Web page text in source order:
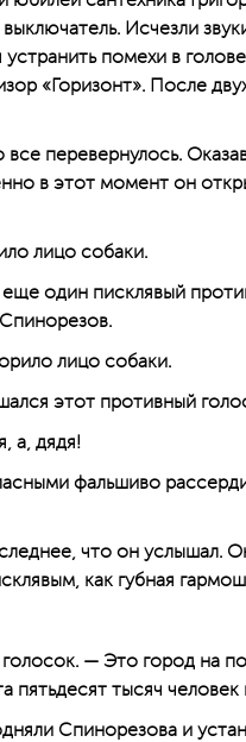
Исчезли
помехи в
«Горизонт». После
перевернулось.
в этот момент он
лицо собаки.
один писклявый
лицо собаки.
этот противный
а, дядя!
фальшиво
что он услышал.
как губная
— Это город на
пятьдесят тысяч
Спинорезова и